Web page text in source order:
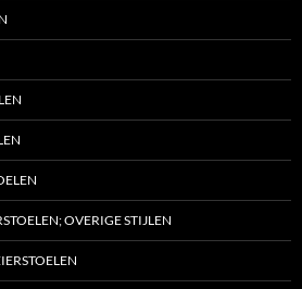
OVERIGE STIJLEN